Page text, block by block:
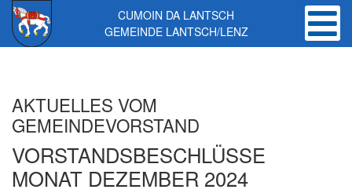
Skip to main content
CUMOIN DA LANTSCH
GEMEINDE LANTSCH/LENZ
AKTUELLES VOM
GEMEINDEVORSTAND
VORSTANDSBESCHLÜSSE
MONAT DEZEMBER 2024